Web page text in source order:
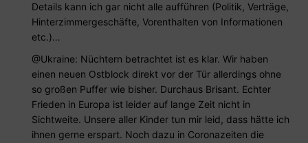
Details kann ich gar nicht alle aufführen (Politik, Verträge,
Hinterzimmergeschäfte, Vorenthalten von Informationen
etc.)…
@Ukraine: Nüchtern betrachtet ist es klar. Wir haben
einen neuen Ostblock direkt vor der Tür allerdings ohne
so großen Puffer wie bisher. Durchaus Brisant. Echter
Frieden in Europa ist leider auf lange Zeit nicht in
Sichtweite. Unsere aller Kinder tun mir leid, dass hätte ich
ihnen gerne erspart. Noch dazu in Coronazeiten die